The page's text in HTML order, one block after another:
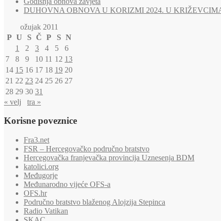
DUHOVNA OBNOVA U KORIZMI 2024. U
ožujak 2011
P U S Č P S N
1
2 3 4 5
6
7
8 9 10 11 12 13
14 15 16 17 18 19 20
21 22 23 24 25 26 27
28 29 30 31
« velj
tra »
Korisne poveznice
Fra3.net
FSR – Hercegovačko područno bratstvo
Hercegovačka franjevačka provincija Uznesenja BDM
katolici.org
Međugorje
Međunarodno vijeće OFS-a
OFS.hr
Područno bratstvo blaženog Alojzija Stepinca
Radio Vatikan